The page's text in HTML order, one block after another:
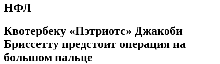
НФЛ
Квотербеку «Пэтриотс» Джакоби
Бриссетту предстоит операция на
большом пальце